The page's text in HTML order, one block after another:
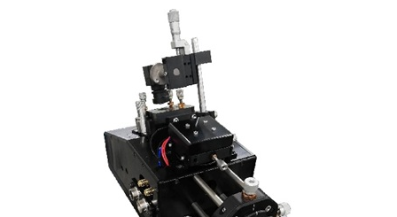
ご利用ガイド